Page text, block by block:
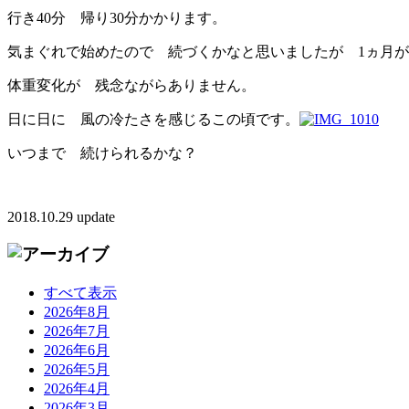
行き40分 帰り30分かかります。
気まぐれで始めたので 続づくかなと思いましたが 1ヵ月
体重変化が 残念ながらありません。
日に日に 風の冷たさを感じるこの頃です。
いつまで 続けられるかな？
2018.10.29 update
すべて表示
2026年8月
2026年7月
2026年6月
2026年5月
2026年4月